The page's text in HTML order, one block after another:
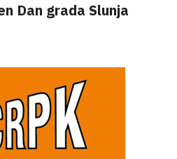
Dan grada Slunja